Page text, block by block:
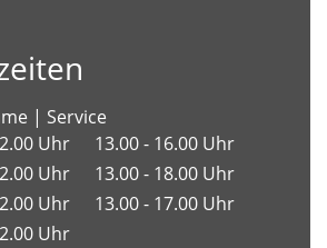
| Service
Uhr
13.00 - 16.00 Uhr
Uhr
13.00 - 18.00 Uhr
Uhr
13.00 - 17.00 Uhr
Uhr